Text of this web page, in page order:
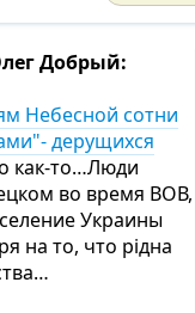
Добрый:
Небесной сотни
дерущихся
как-то…Люди
во время ВОВ,
Украины
на то, что piдна